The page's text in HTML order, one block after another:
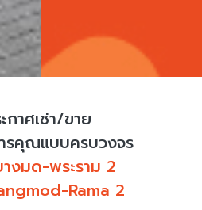
กาศเช่า/ขาย
รคุณแบบครบวงจร
งมด-พระราม 2
Rama 2